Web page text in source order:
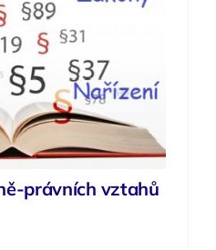
právních vztahů